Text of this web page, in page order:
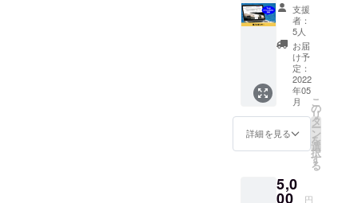
だきま
す。 情
報を入
力して
頂き、
選手登
録と団
体登録
をして
頂ける
と、大
き、日
本水泳
事、ド
ローン
のこ
と、そ
してビ
ジネス
につい
てな
ど、ど
んなお
話でも
日程は
メール
スイ
マーコ
ミュニ
ティ
「TRUE
FUN」
の個人
スポン
サーに
なれる
権利で
す。
Next
Valueの
HPに支
支援
者：
5人
お届
け予
定：
2022
年05
月
詳細を見る
こ
の
リ
タ
ー
ン
を
選
択
す
る
5,0
00 円